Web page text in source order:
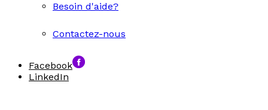
Besoin d'aide?
Contactez-nous
Facebook
LinkedIn